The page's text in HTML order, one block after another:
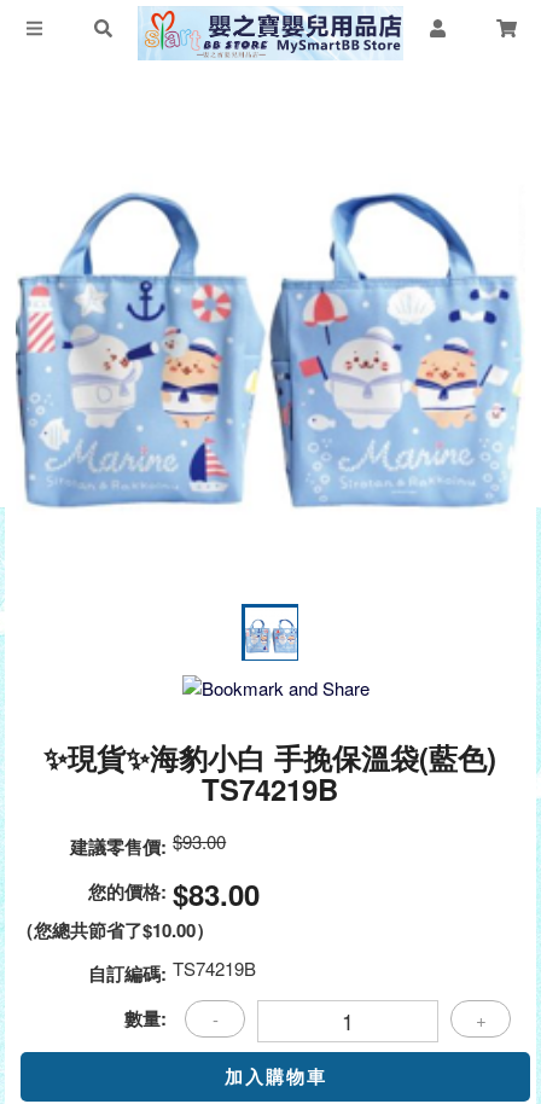
✨現貨✨海豹小白 手挽保溫袋(藍色)
TS74219B
建議零售價: $93.00
您的價格: $83.00
（您總共節省了$10.00）
自訂編碼: TS74219B
數量: - +